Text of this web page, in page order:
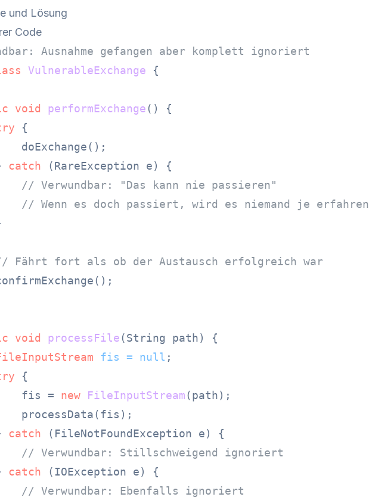
und Lösung
Code
Ausnahme gefangen aber komplett ignoriert
VulnerableExchange {
void performExchange()
{
{
doExchange();
catch (RareException e) {
// Verwundbar: "Das kann nie passieren"
// Wenn es doch passiert, wird es niemand je erfahren
Fährt fort als ob der Austausch erfolgreich war
void processFile(String path)
{
fis = null ;
{
fis =
new FileInputStream(path);
processData(fis);
catch (FileNotFoundException e) {
// Verwundbar: Stillschweigend ignoriert
catch (IOException e) {
// Verwundbar: Ebenfalls ignoriert